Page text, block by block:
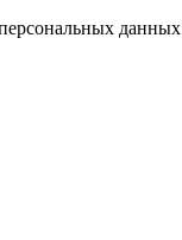
данных